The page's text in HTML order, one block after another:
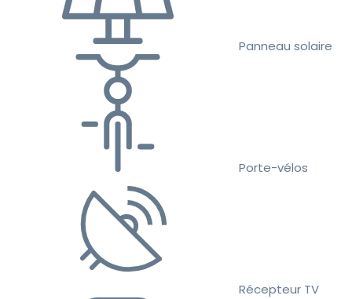
Panneau solaire
Porte-vélos
Récepteur TV